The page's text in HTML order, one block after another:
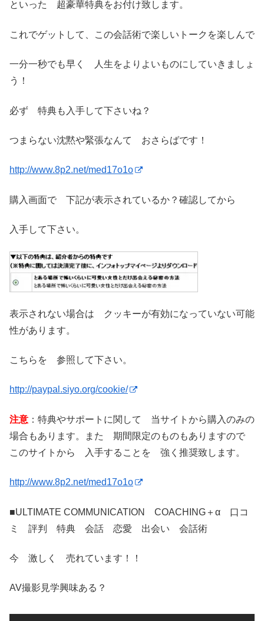
といった 超豪華特典をお付け致します。
これでゲットして、この会話術で楽しいトークを楽しんで
一分一秒でも早く 人生をよりよいものにしていきましょ
う！
必ず 特典も入手して下さいね？
つまらない沈黙や緊張なんて おさらばです！
http://www.8p2.net/med17o1o
購入画面で 下記が表示されているか？確認してから
入手して下さい。
表示されない場合は クッキーが有効になっていない可能
性があります。
こちらを 参照して下さい。
http://paypal.siyo.org/cookie/
注意 ：特典やサポートに関して 当サイトから購入のみの
場合もあります。また 期間限定のものもありますので
このサイトから 入手することを 強く推奨致します。
http://www.8p2.net/med17o1o
■ULTIMATE COMMUNICATION COACHING＋α 口コ
ミ 評判 特典 会話 恋愛 出会い 会話術
今 激しく 売れています！！
AV撮影見学興味ある？